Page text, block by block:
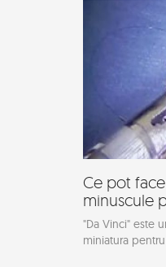
Ce pot
minuscule
"Da Vinci" este
miniatura